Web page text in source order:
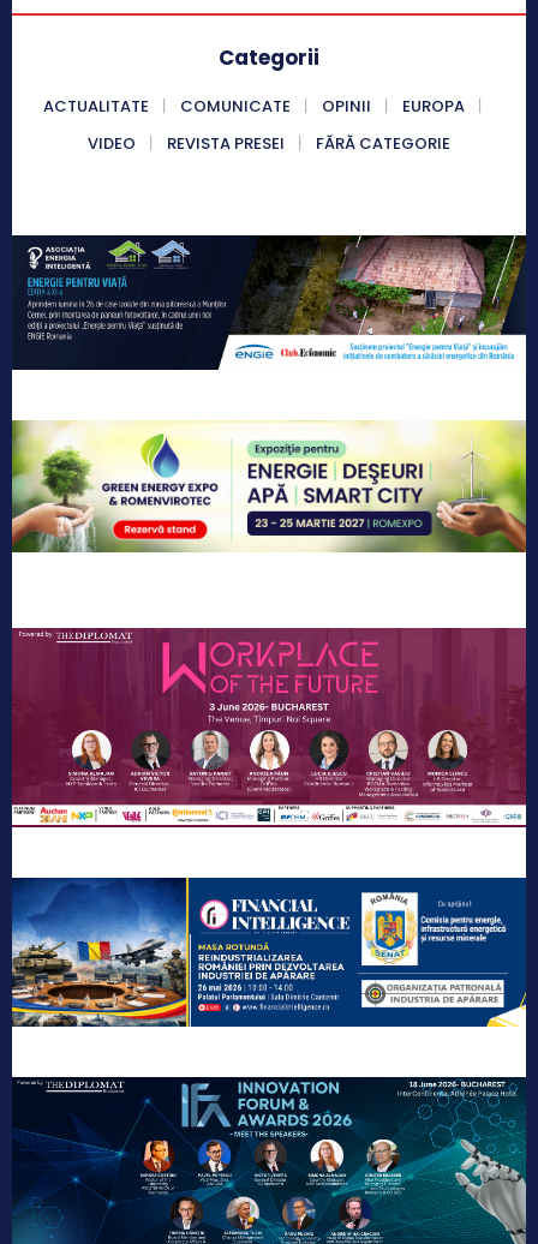
Categorii
ACTUALITATE COMUNICATE OPINII
EUROPA
VIDEO
REVISTA PRESEI FĂRĂ CATEGORIE